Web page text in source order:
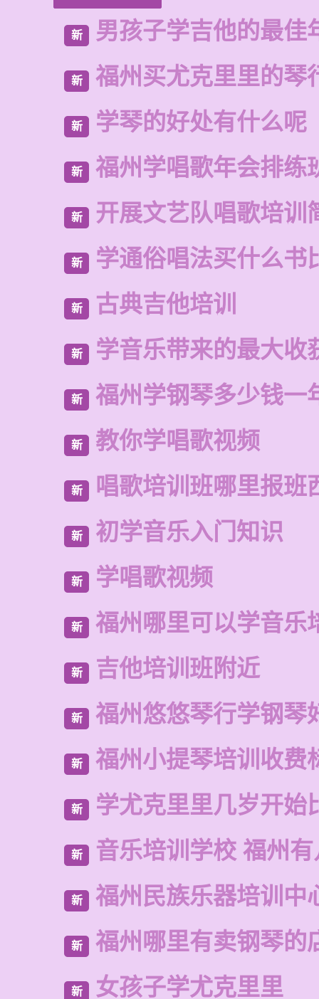
新 男孩子学吉他的最佳
新 福州买尤克里里的琴
新 学琴的好处有什么呢
新 福州学唱歌年会排练
新 开展文艺队唱歌培训
新 学通俗唱法买什么书
新 古典吉他培训
新 学音乐带来的最大收
新 福州学钢琴多少钱一
新 教你学唱歌视频
新 唱歌培训班哪里报班
新 初学音乐入门知识
新 学唱歌视频
新 福州哪里可以学音乐
新 吉他培训班附近
新 福州悠悠琴行学钢琴
新 福州小提琴培训收费
新 学尤克里里几岁开始
新 音乐培训学校 福州
新 福州民族乐器培训中
新 福州哪里有卖钢琴的
新 女孩子学尤克里里